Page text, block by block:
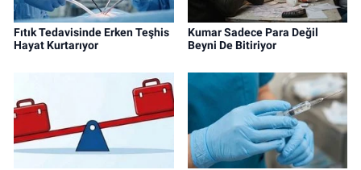
Fıtık Tedavisinde Erken Teşhis
Hayat Kurtarıyor
Kumar Sadece Para Değil
Beyni De Bitiriyor